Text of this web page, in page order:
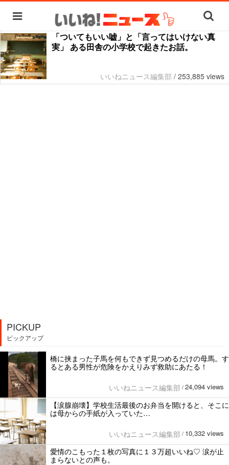
「ついてもいい嘘」と「言ってはいけない真
実」 ある田舎の小学校で起きたお話。
いいねニュース編集部 / 253,885 views
PICKUP
ピックアップ
橋に挟まった子馬を何もできず見つめるだけの母馬。す
るとある男性が危険をかえりみず救助にあたる！
いいねニュース編集部 / 24,094 views
【涙腺崩壊】学校生活最後のお弁当を開けると、そこに
は母からの手紙が入っていた…
いいねニュース編集部 / 10,332 views
愛情のこもった１枚の写真に１３万超いいね♡ 涙が止
まらないとの声も。